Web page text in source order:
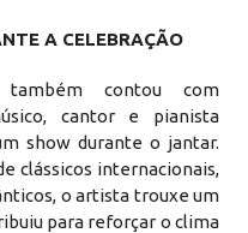
A CELEBRAÇÃO
contou com
cantor e pianista
show durante o jantar.
clássicos internacionais,
o artista trouxe um
para reforçar o clima